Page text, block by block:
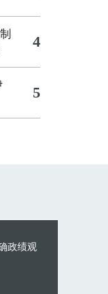
4
5
政绩观